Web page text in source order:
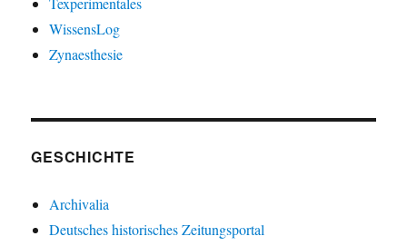
WissensLog
Zynaesthesie
GESCHICHTE
Archivalia
Deutsches historisches Zeitungsportal